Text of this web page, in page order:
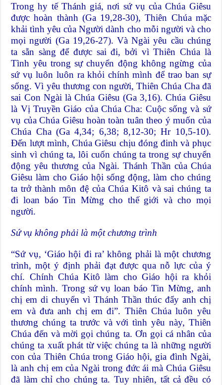
Trong hy tế Thánh giá, nơi sứ vụ của Chúa Giêsu
được hoàn thành (Ga 19,28-30), Thiên Chúa mặc
khải tình yêu của Người dành cho mỗi người và cho
mọi người (Ga 19,26-27). Và Ngài yêu cầu chúng
ta sẵn sàng để được sai đi, bởi vì Thiên Chúa là
Tình yêu trong sự chuyển động không ngừng của
sứ vụ luôn luôn ra khỏi chính mình để trao ban sự
sống. Vì yêu thương con người, Thiên Chúa Cha đã
sai Con Ngài là Chúa Giêsu (Ga 3,16). Chúa Giêsu
là Vị Truyền Giáo của Chúa Cha: Cuộc sống và sứ
vụ của Chúa Giêsu hoàn toàn tuân theo ý muốn của
Chúa Cha (Ga 4,34; 6,38; 8,12-30; Hr 10,5-10).
Đến lượt mình, Chúa Giêsu chịu đóng đinh và phục
sinh vì chúng ta, lôi cuốn chúng ta trong sự chuyển
động yêu thương của Ngài. Thánh Thần của Chúa
Giêsu làm cho Giáo hội sống động, làm cho chúng
ta trở thành môn đệ của Chúa Kitô và sai chúng ta
đi loan báo Tin Mừng cho thế giới và cho mọi
người.
Sứ vụ không phải là một chương trình
“Sứ vụ, ‘Giáo hội đi ra’ không phải là một chương
trình, một ý định phải đạt được qua nỗ lực của ý
chí. Chính Chúa Kitô làm cho Giáo hội ra khỏi
chính mình. Trong sứ vụ loan báo Tin Mừng, anh
chị em di chuyển vì Thánh Thần thúc đẩy anh chị
em và đưa anh chị em đi”. Thiên Chúa luôn yêu
thương chúng ta trước và với tình yêu này, Thiên
Chúa đến và mời gọi chúng ta. Ơn gọi cá nhân của
chúng ta xuất phát từ việc chúng ta là những người
con của Thiên Chúa trong Giáo hội, gia đình Ngài,
là anh chị em của Ngài trong đức ái mà Chúa Giêsu
đã làm chỉ cho chúng ta. Tuy nhiên, tất cả đều có